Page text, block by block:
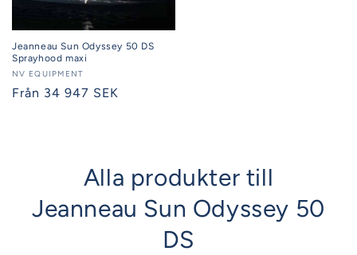
Jeanneau Sun Odyssey 50 DS
Sprayhood maxi
Säljare:
NV EQUIPMENT
Ordinarie
Från 34 947 SEK
Alla produkter till
Jeanneau Sun Odyssey 50
DS